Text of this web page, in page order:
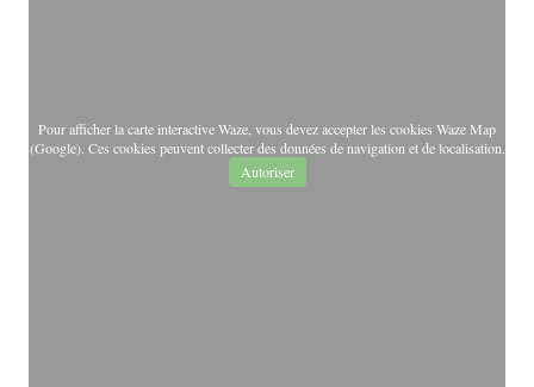
Pour afficher la carte interactive Waze, vous devez accepter les cookies Waze Map
(Google). Ces cookies peuvent collecter des données de navigation et de localisation.
Autoriser